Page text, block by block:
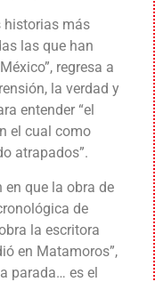
historias más
las que han
regresa a
la verdad y
entender “el
el cual como
atrapados”.
que la obra de
de
la escritora
en Matamoros”,
parada… es el